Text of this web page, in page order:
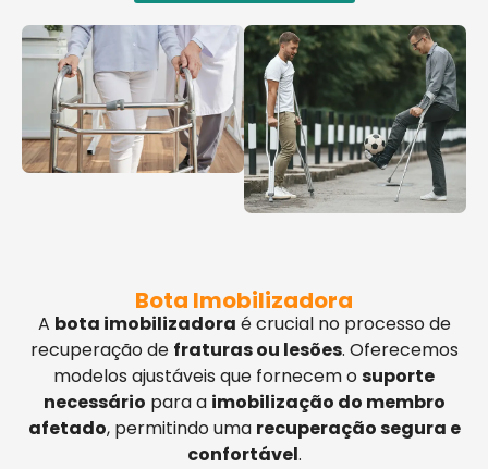
Bota Imobilizadora
A bota imobilizadora é crucial no processo de
recuperação de fraturas ou lesões. Oferecemos
modelos ajustáveis que fornecem osuporte
necessário para a imobilização do membro
afetado, permitindo uma recuperação segura e
confortável.